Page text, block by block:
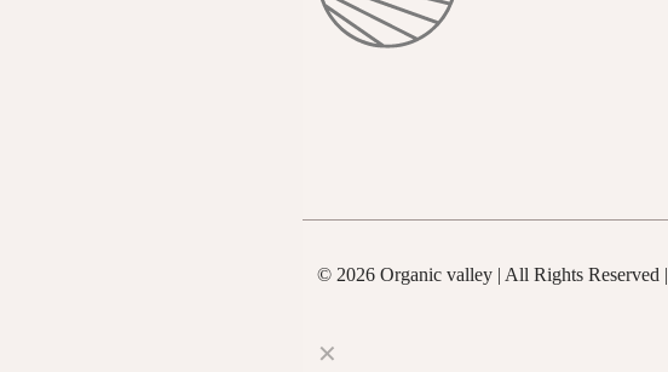
© 2026 Organic valley | All Rights Reserved |
✕